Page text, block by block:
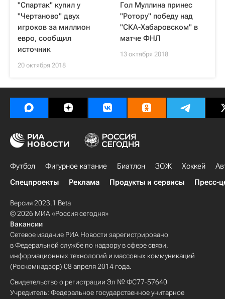
"Спартак" купил у
"Чертаново" двух
игроков за миллион
евро, сообщил
источник
20 октября 2018
Гол Муллина принес
"Ротору" победу над
"СКА-Хабаровском" в
матче ФНЛ
13 октября 2018
Футбол Фигурное катание Биатлон ЗОЖ Хоккей
Спецпроекты
Реклама Продукты и сервисы Пресс-
Версия 2023.1 Beta
© 2026 МИА «Россия сегодня»
Вакансии
Сетевое издание РИА Новости зарегистрировано
в Федеральной службе по надзору в сфере связи,
информационных технологий и массовых коммуникаций
(Роскомнадзор) 08 апреля 2014 года.
Свидетельство о регистрации Эл № ФС77-57640
Учредитель: Федеральное государственное унитарное